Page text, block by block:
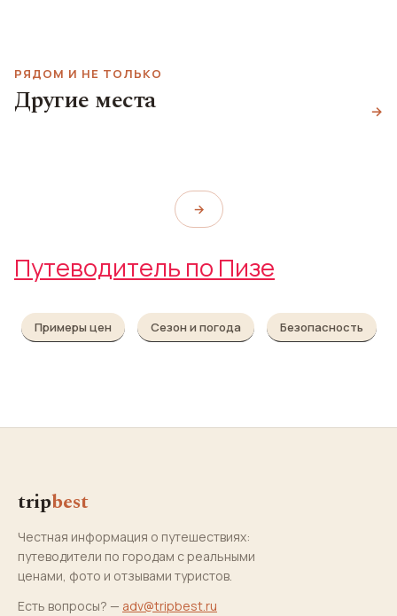
РЯДОМ И НЕ ТОЛЬКО
Другие места →
Музей синопий
Пьяцца Витторио
→
Путеводитель по Пизе
Примеры цен Сезон и погода Безопасность
tripbest
Честная информация о путешествиях:
путеводители по городам с реальными
ценами, фото и отзывами туристов.
Есть вопросы? — adv@tripbest.ru